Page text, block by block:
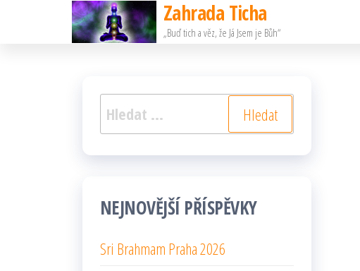
Zahrada Ticha
„Buď tich a věz, že Já Jsem je Bůh“
Vyhledávání
NEJNOVĚJŠÍ PŘÍSPĚVKY
Sri Brahmam Praha 2026